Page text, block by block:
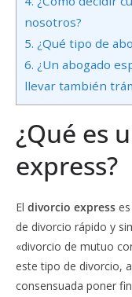
nosotros?
5. ¿Qué tipo de
6. ¿Un abogado
llevar también
¿Qué es
express?
El divorcio express
de divorcio rápido y
«divorcio de mutuo
este tipo de divorcio,
consensuada poner